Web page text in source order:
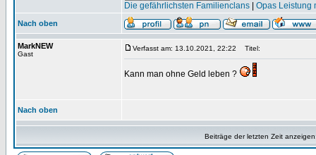
Die gefährlichsten Familienclans Opas Leistung
Nach oben
MarkNEW
Gast
Verfasst am: 13.10.2021, 22:22 Titel:
Kann man ohne Geld leben ?
Nach oben
Beiträge der letzten Zeit